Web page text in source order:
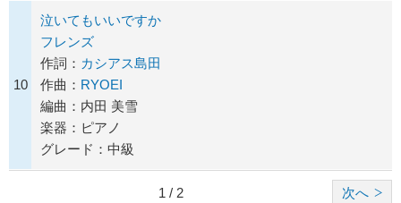
10
泣いてもいいですか
フレンズ
作詞： カシアス島田
作曲： RYOEI
編曲：内田 美雪
楽器：ピアノ
グレード：中級
次へ
1 / 2